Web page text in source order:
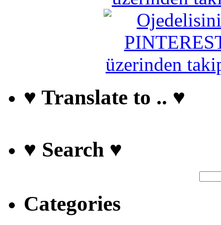
♥ Translate to .. ♥
♥ Search ♥
Categories